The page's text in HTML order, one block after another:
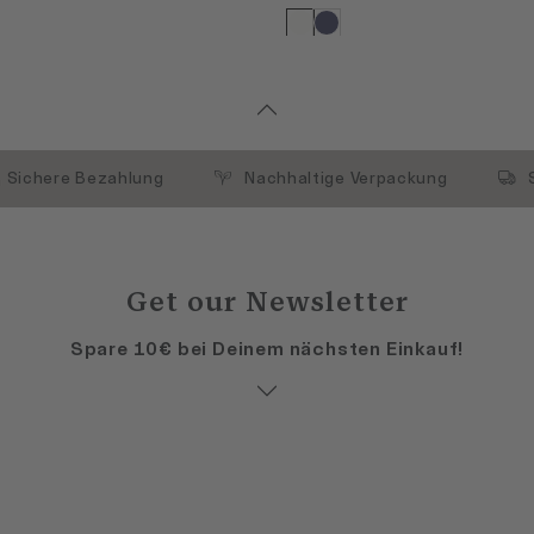
Sichere Bezahlung Nachhaltige Verpackung
Get our Newsletter
Spare 10€ bei Deinem nächsten Einkauf!